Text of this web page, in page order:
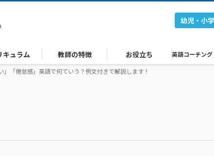
幼児・小
キュラム 教師の特徴 お役立ち 英語コーチング
」「倦怠感」英語で何ていう？例文付きで解説します！